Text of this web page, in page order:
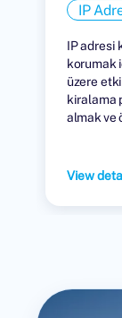
IP
IP adresi
korumak
üzere
kiralama
almak ve
View